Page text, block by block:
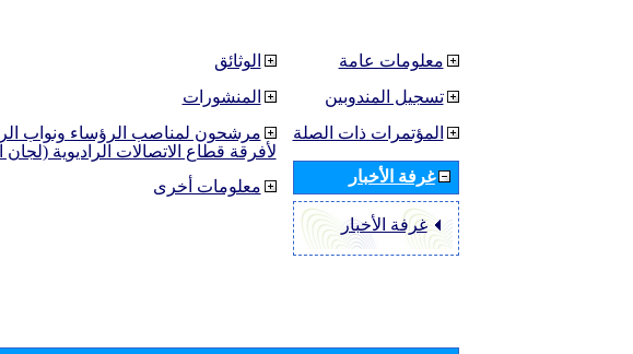
الوثائق
المنشورات
مرشحون لمناصب الرؤساء ونواب
لأفرقة قطاع الاتصالات الراديوية
معلومات أخرى
معلومات عامة
تسجيل المندوبين
المؤتمرات ذات الصلة
غرفة الأخبار
غرفة الأخبار